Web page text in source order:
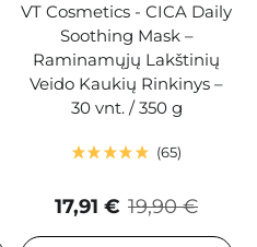
VT Cosmetics - CICA Daily
Soothing Mask –
Raminamųjų Lakštinių
Veido Kaukių Rinkinys –
30 vnt. / 350 g
65
19,90 €
17,91 €